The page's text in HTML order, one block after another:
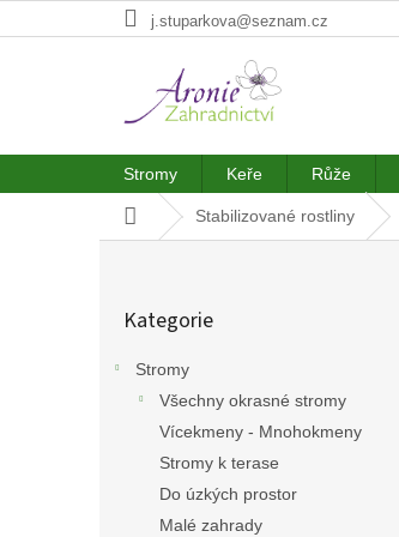
na
j.stuparkova@seznam.cz
Stromy Keře Růže
Domů Stabilizované rostliny
kategorie
Kategorie
Stromy
Všechny okrasné stromy
Vícekmeny - Mnohokmeny
Stromy k terase
Do úzkých prostor
Malé zahrady